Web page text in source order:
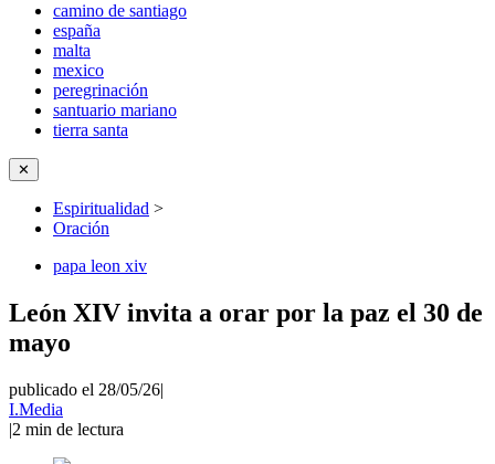
camino de santiago
españa
malta
mexico
peregrinación
santuario mariano
tierra santa
✕
Espiritualidad >
Oración
papa leon xiv
León XIV invita a orar por la paz el 30 de
mayo
publicado el 28/05/26|
I.Media
|2 min de lectura